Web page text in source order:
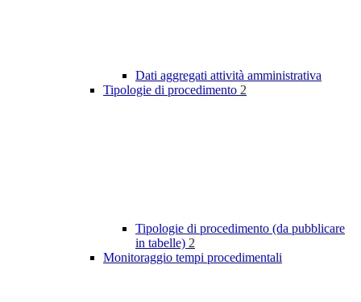
Dati aggregati attività amministrativa
Tipologie di procedimento 2
Tipologie di procedimento (da pubblicare
in tabelle) 2
Monitoraggio tempi procedimentali